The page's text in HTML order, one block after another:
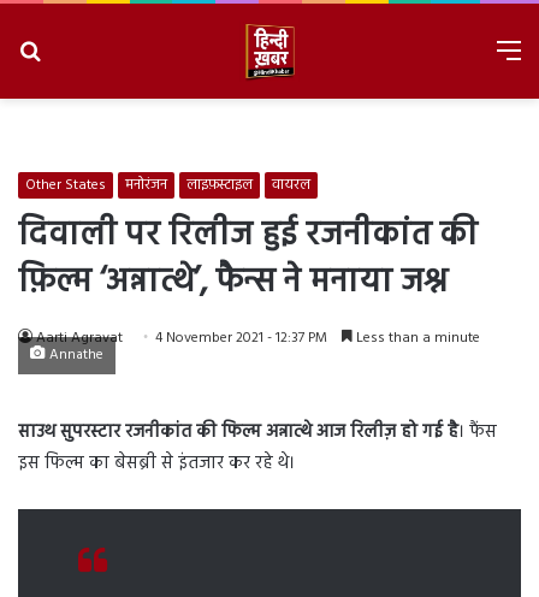
Other States मनोरंजन लाइफ़स्टाइल वायरल
दिवाली पर रिलीज हुई रजनीकांत की
फ़िल्म ‘अन्नात्थे’, फैन्स ने मनाया जश्न
Aarti Agravat 4 November 2021 - 12:37 PM Less than a minute
Annathe
साउथ सुपरस्टार रजनीकांत की फिल्मअन्नात्थे आज रिलीज़ हो गई है। फैंस
इस फिल्म का बेसब्री से इंतजार कर रहे थे।